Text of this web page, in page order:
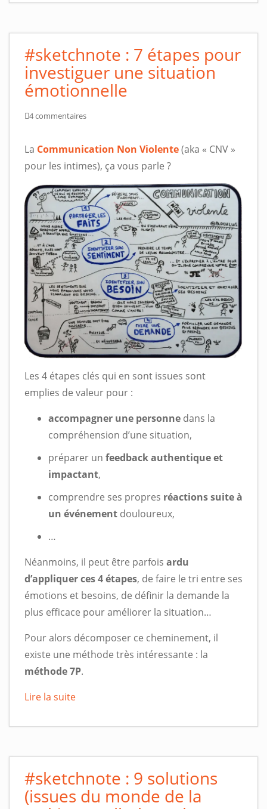
#sketchnote : 7 étapes pour
investiguer une situation
émotionnelle
4 commentaires
La Communication Non Violente(aka « CNV »
pour les intimes), ça vous parle ?
Les 4 étapes clés qui en sont issues sont
emplies de valeur pour :
accompagner une personne dans la
compréhension d’une situation,
préparer un feedback authentique et
impactant,
comprendre ses propres réactions suite à
un événement douloureux,
…
Néanmoins, il peut être parfois ardu
d’appliquer ces 4 étapes, de faire le tri entre ses
émotions et besoins, de définir la demande la
plus efficace pour améliorer la situation…
Pour alors décomposer ce cheminement, il
existe une méthode très intéressante : la
méthode 7P.
Lire la suite
#sketchnote : 9 solutions
(issues du monde de la